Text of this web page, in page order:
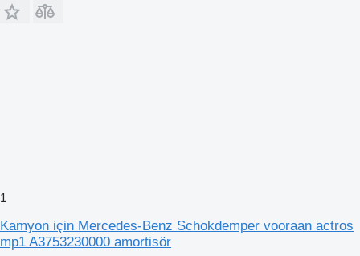
1
Kamyon için Mercedes-Benz Schokdemper vooraan actros
mp1 A3753230000 amortisör